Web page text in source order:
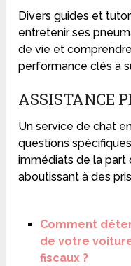
Divers guides et
entretenir ses
de vie et
performance clés à
ASSISTANCE
Un service de chat
questions
immédiats de la part
aboutissant à des
Comment
de votre
fiscaux ?